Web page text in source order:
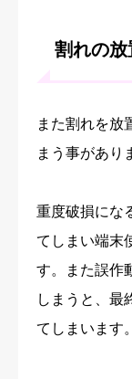
割れの
また割れを放
まう事があり
重度破損にな
てしまい端末
す。また誤作
しまうと、最
てしまいます。